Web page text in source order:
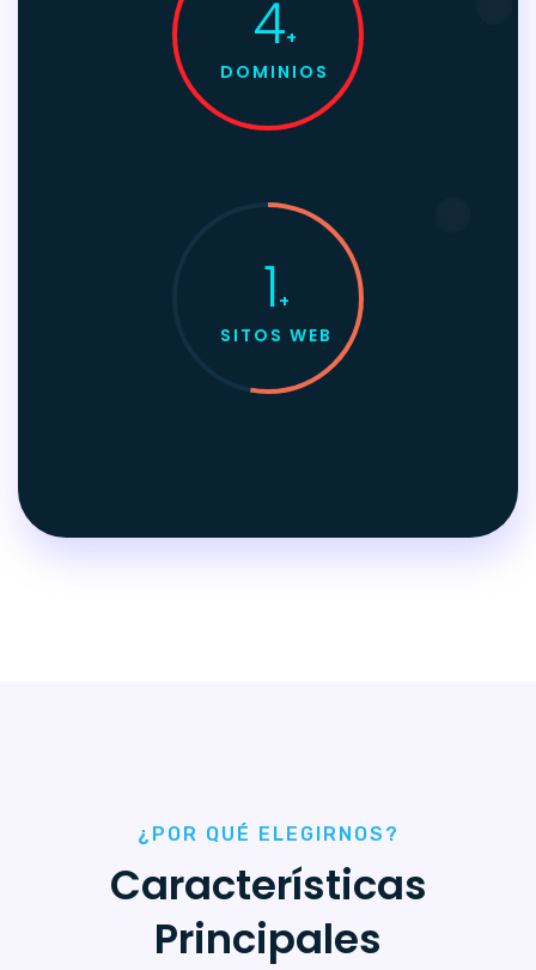
4+
DOMINIOS
1 +
SITOS WEB
¿POR QUÉ ELEGIRNOS?
Características
Principales